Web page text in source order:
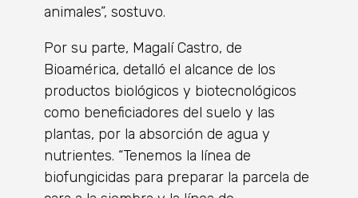
animales”, sostuvo.
Por su parte, Magalí Castro, de
Bioamérica, detalló el alcance de los
productos biológicos y biotecnológicos
como beneficiadores del suelo y las
plantas, por la absorción de agua y
nutrientes. “Tenemos la línea de
biofungicidas para preparar la parcela de